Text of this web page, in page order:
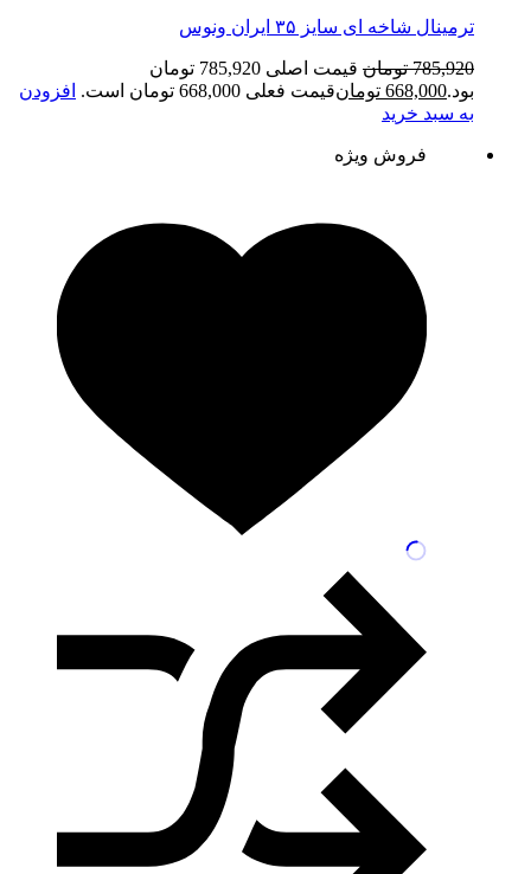
ترمینال شاخه ای سایز ۳۵ ایران ونوس
785,920 تومان
قیمت اصلی 785,920 تومان
بود.668,000 تومانقیمت فعلی 668,000 تومان است.
افزودن
به سبد خرید
فروش ویژه